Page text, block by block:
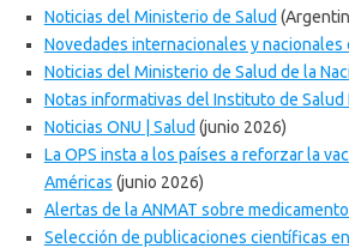
Noticias del Ministerio de Salud
Novedades internacionales y
Noticias del Ministerio de Salud de la
Notas informativas del Instituto de Salud
Noticias ONU | Salud (junio 2026)
La OPS insta a los países a reforzar la
Américas (junio 2026)
Alertas de la ANMAT sobre
Selección de publicaciones científicas